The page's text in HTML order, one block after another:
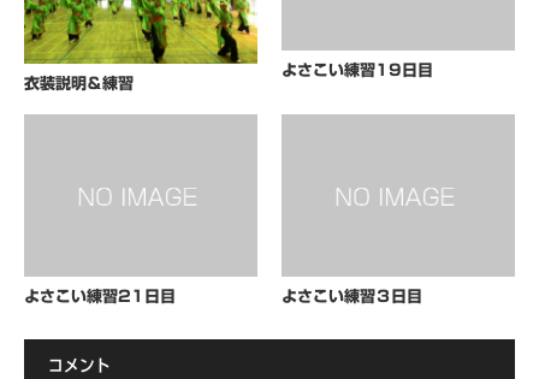
衣装説明＆練習
よさこい練習19日目
よさこい練習21日目 よさこい練習３日目
コメント